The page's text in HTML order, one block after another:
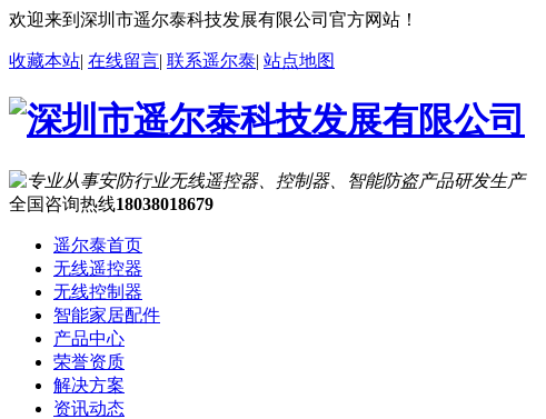
欢迎来到深圳市遥尔泰科技发展有限公司官方网站！
收藏本站| 在线留言| 联系遥尔泰| 站点地图
全国咨询热线18038018679
遥尔泰首页
无线遥控器
无线控制器
智能家居配件
产品中心
荣誉资质
解决方案
资讯动态